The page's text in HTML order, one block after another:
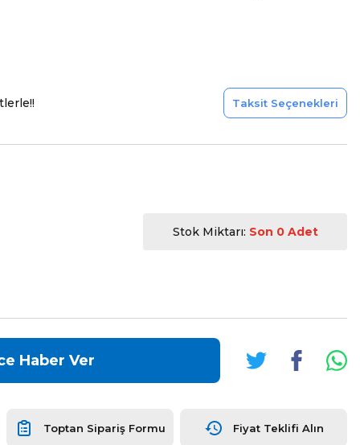
Taksit Seçenekleri
Stok Miktarı: Son 0 Adet
Haber Ver
Toptan Sipariş Formu Fiyat Teklifi Alın